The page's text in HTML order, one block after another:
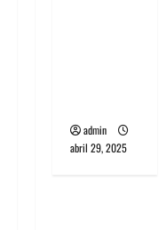
admin
abril 29, 2025